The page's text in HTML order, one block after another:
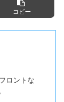
コピー
ロントな